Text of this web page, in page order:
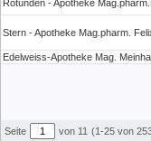
Stern - Apotheke Mag.pharm.
Edelweiss-Apotheke Mag.
Seite von 11 (1-25 von